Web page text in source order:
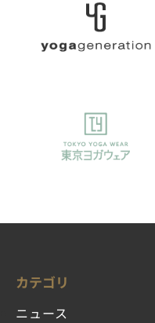
カテゴリ
ニュース